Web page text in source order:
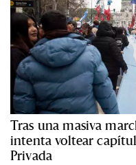
Tras una masiva
intenta voltear
Privada